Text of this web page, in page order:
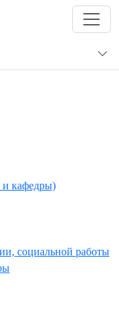
и кафедры)
социальной работы